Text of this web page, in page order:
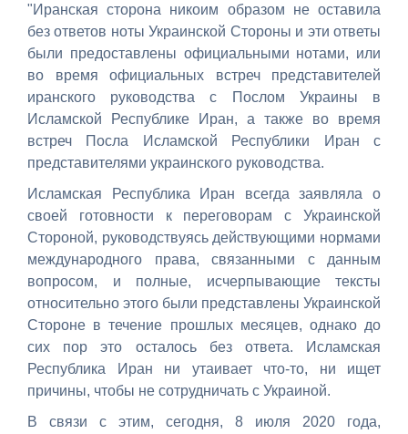
"Иранская сторона никоим образом не оставила
без ответов ноты Украинской Стороны и эти ответы
были предоставлены официальными нотами, или
во время официальных встреч представителей
иранского руководства с Послом Украины в
Исламской Республике Иран, а также во время
встреч Посла Исламской Республики Иран с
представителями украинского руководства.
Исламская Республика Иран всегда заявляла о
своей готовности к переговорам с Украинской
Стороной, руководствуясь действующими нормами
международного права, связанными с данным
вопросом, и полные, исчерпывающие тексты
относительно этого были представлены Украинской
Стороне в течение прошлых месяцев, однако до
сих пор это осталось без ответа. Исламская
Республика Иран ни утаивает что-то, ни ищет
причины, чтобы не сотрудничать с Украиной.
В связи с этим, сегодня, 8 июля 2020 года,